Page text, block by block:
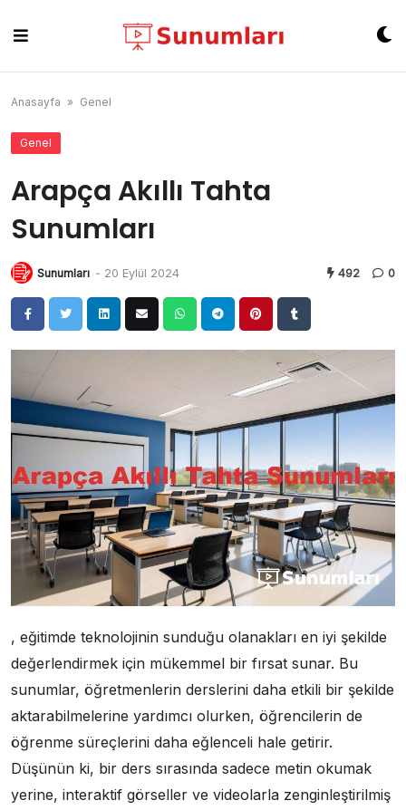
content
Anasayfa » Genel
Genel
Arapça Akıllı Tahta
Sunumları
Sunumları - 20 Eylül 2024 492 0
, eğitimde teknolojinin sunduğu olanakları en iyi şekilde
değerlendirmek için mükemmel bir fırsat sunar. Bu
sunumlar, öğretmenlerin derslerini daha etkili bir şekilde
aktarabilmelerine yardımcı olurken, öğrencilerin de
öğrenme süreçlerini daha eğlenceli hale getirir.
Düşünün ki, bir ders sırasında sadece metin okumak
yerine, interaktif görseller ve videolarla zenginleştirilmiş